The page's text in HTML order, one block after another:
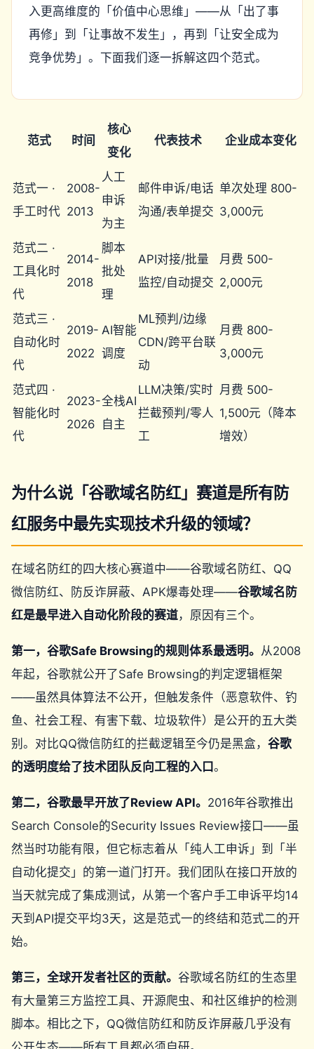
入更高维度的「价值中心思维」——从「出了事
再修」到「让事故不发生」，再到「让安全成为
竞争优势」。下面我们逐一拆解这四个范式。
范式 时间
核心
变化
代表技术 企业成本变化
范式一 ·
手工时代
2008-
2013
人工
申诉
为主
邮件申诉/电话
沟通/表单提交
单次处理 800-
3,000元
范式二 ·
工具化时
代
2014-
2018
脚本
批处
理
API对接/批量
监控/自动提交
月费 500-
2,000元
范式三 ·
自动化时
代
2019-
2022
AI智能
调度
ML预判/边缘
CDN/跨平台联
动
月费 800-
3,000元
范式四 ·
智能化时
代
2023-
2026
全栈AI
自主
LLM决策/实时
拦截预判/零人
工
月费 500-
1,500元（降本
增效）
为什么说「谷歌域名防红」赛道是所有防
红服务中最先实现技术升级的领域？
在域名防红的四大核心赛道中——谷歌域名防红、QQ
微信防红、防反诈屏蔽、APK爆毒处理——谷歌域名防
红是最早进入自动化阶段的赛道，原因有三个。
第一，谷歌Safe Browsing的规则体系最透明。 从2008
年起，谷歌就公开了Safe Browsing的判定逻辑框架
——虽然具体算法不公开，但触发条件（恶意软件、钓
鱼、社会工程、有害下载、垃圾软件）是公开的五大类
别。对比QQ微信防红的拦截逻辑至今仍是黑盒， 谷歌
的透明度给了技术团队反向工程的入口。
第二，谷歌最早开放了Review API。 2016年谷歌推出
Search Console的Security Issues Review接口——虽
然当时功能有限，但它标志着从「纯人工申诉」到「半
自动化提交」的第一道门打开。我们团队在接口开放的
当天就完成了集成测试，从第一个客户手工申诉平均14
天到API提交平均3天，这是范式一的终结和范式二的开
始。
第三，全球开发者社区的贡献。 谷歌域名防红的生态里
有大量第三方监控工具、开源爬虫、和社区维护的检测
脚本。相比之下，QQ微信防红和防反诈屏蔽几乎没有